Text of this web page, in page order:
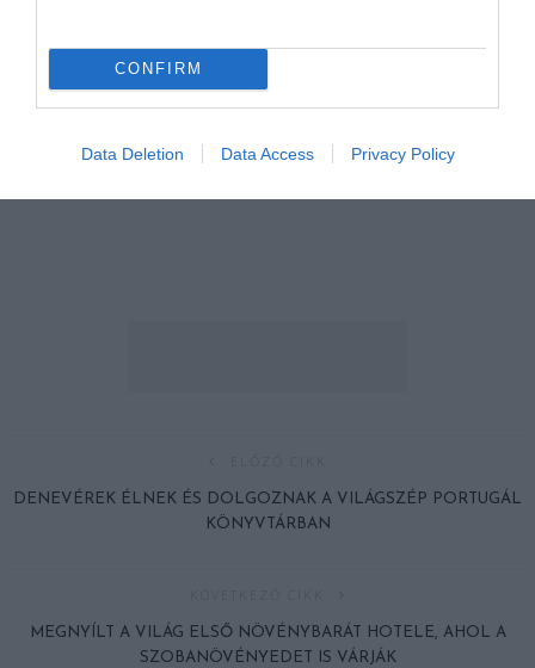
CONFIRM
Data Deletion Data Access Privacy Policy
DENEVÉREK ÉLNEK ÉS DOLGOZNAK A VILÁGSZÉP PORTUGÁL
KÖNYVTÁRBAN
MEGNYÍLT A VILÁG ELSŐ NÖVÉNYBARÁT HOTELE, AHOL A
SZOBANÖVÉNYEDET IS VÁRJÁK